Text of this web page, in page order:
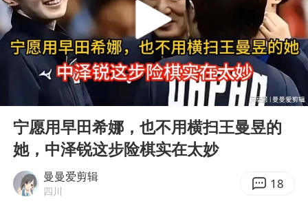
上海地铁4条线路全线停运
宇树申购 中一签有望赚20万元
4.2平卫生间补漏注胶花1.55万
白海豚路径图
武汉3名城管协管员殴打摊主被刑拘
律师谈贾冰私人饭局被偷拍
Play
00:00 05:12
宁愿用早田希娜，也不用横扫王曼昱的
她，中泽锐这步险棋实在太妙
曼曼爱剪辑
四川 18